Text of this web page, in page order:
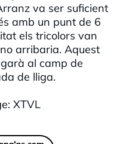
va ser suficient
amb un punt de 6
els tricolors van
arribaria. Aquest
al camp de
de lliga.
XTVL